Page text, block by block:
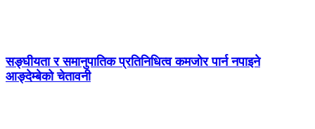
सङ्घीयता र समानुपातिक प्रतिनिधित्व कमजोर पार्न नपाइने
आङ्देम्बेको चेतावनी